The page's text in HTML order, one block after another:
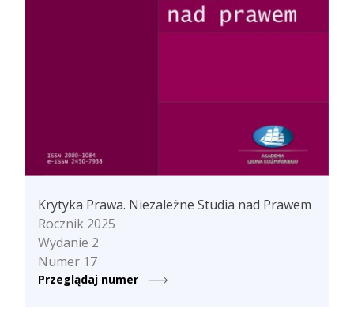
Krytyka Prawa. Niezależne Studia nad Prawem
Rocznik 2025
Wydanie 2
Numer 17
Przeglądaj numer